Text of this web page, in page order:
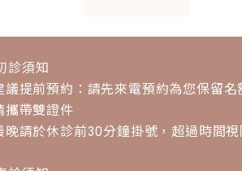
診須知
議提前預約：請先來電預約為您保留
攜帶雙證件
晚請於休診前30分鐘掛號，超過時間